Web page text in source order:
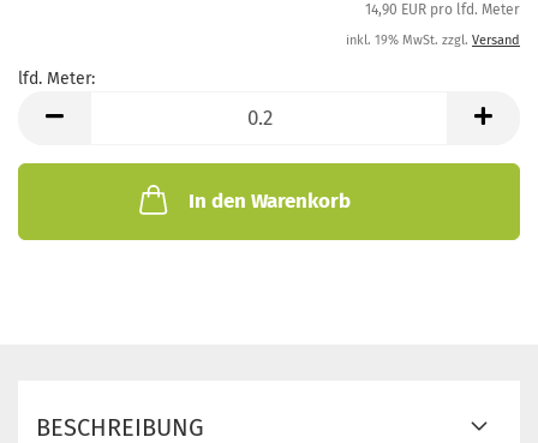
14,90 EUR pro lfd. Meter
inkl. 19% MwSt. zzgl. Versand
lfd. Meter:
Meter
In den Warenkorb
BESCHREIBUNG